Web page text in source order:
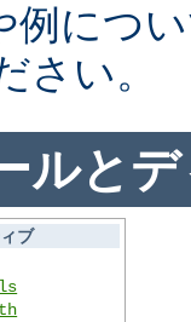
例につ
さい。
ルと
ブ